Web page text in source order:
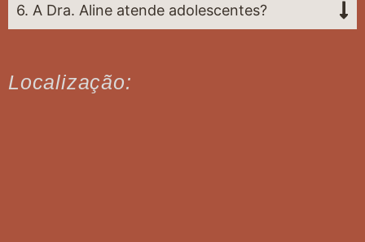
6. A Dra. Aline atende adolescentes?
Localização: